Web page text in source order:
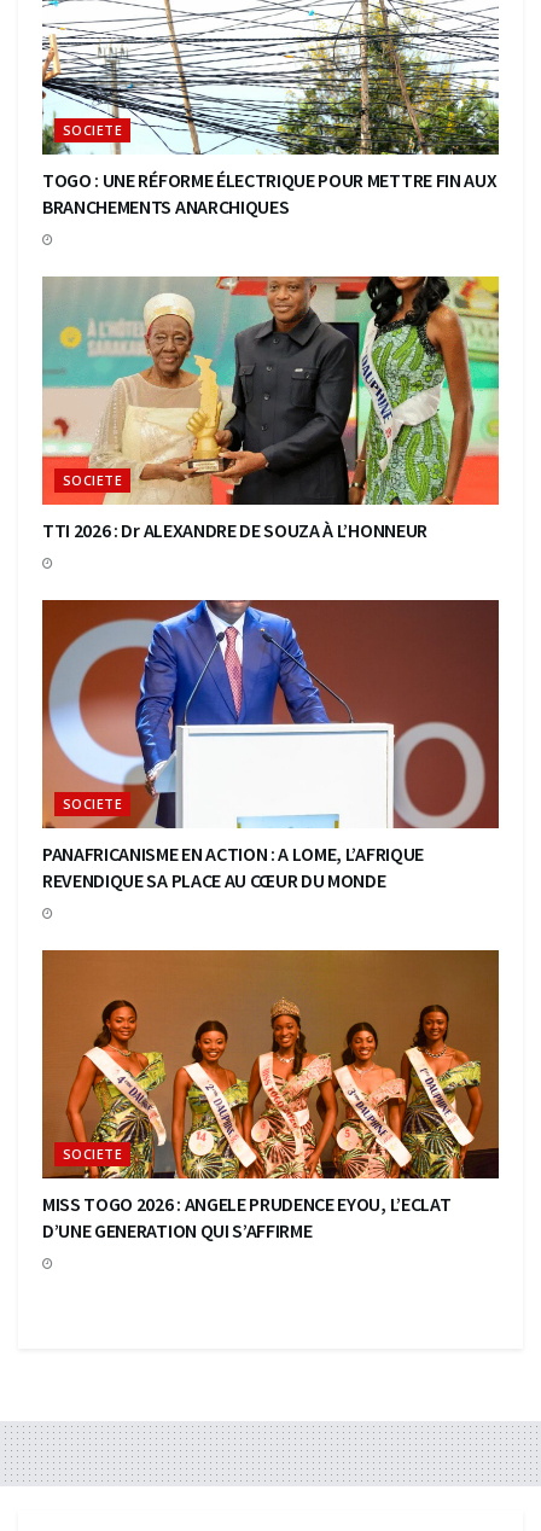
SOCIETE
TOGO : UNE RÉFORME ÉLECTRIQUE POUR METTRE FIN AUX
BRANCHEMENTS ANARCHIQUES
SOCIETE
TTI 2026 : Dr ALEXANDRE DE SOUZA À L’HONNEUR
SOCIETE
PANAFRICANISME EN ACTION : A LOME, L’AFRIQUE
REVENDIQUE SA PLACE AU CŒUR DU MONDE
SOCIETE
MISS TOGO 2026 : ANGELE PRUDENCE EYOU, L’ECLAT
D’UNE GENERATION QUI S’AFFIRME